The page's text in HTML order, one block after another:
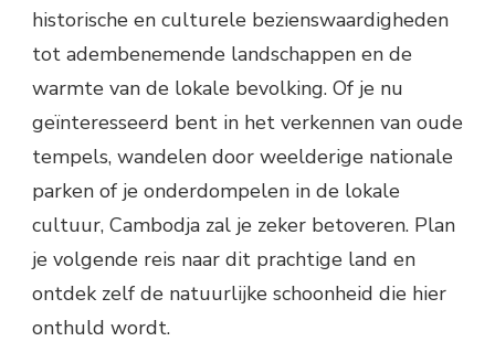
historische en culturele bezienswaardigheden
tot adembenemende landschappen en de
warmte van de lokale bevolking. Of je nu
geïnteresseerd bent in het verkennen van oude
tempels, wandelen door weelderige nationale
parken of je onderdompelen in de lokale
cultuur, Cambodja zal je zeker betoveren. Plan
je volgende reis naar dit prachtige land en
ontdek zelf de natuurlijke schoonheid die hier
onthuld wordt.